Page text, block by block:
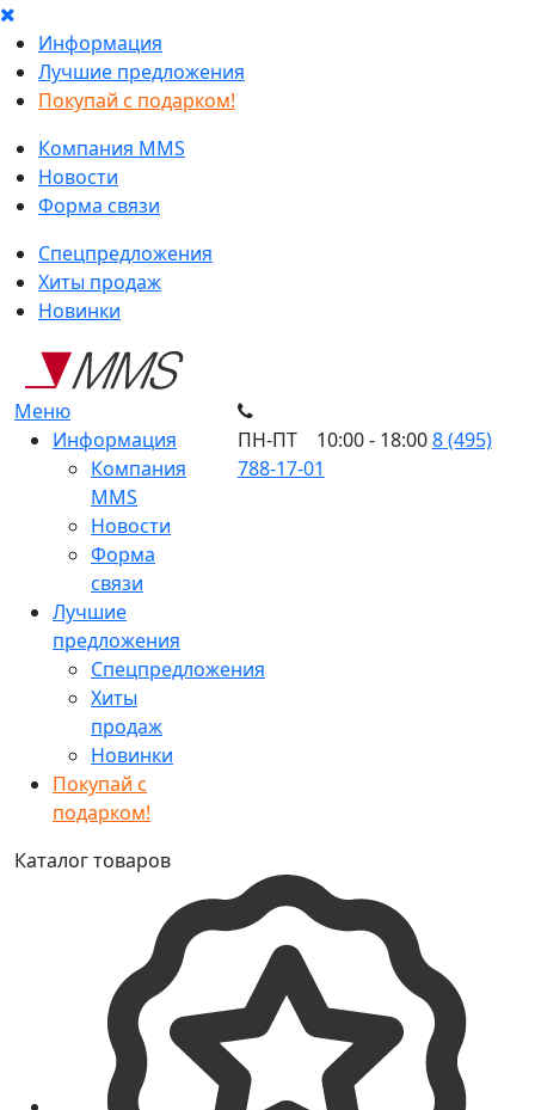
Информация
Лучшие предложения
Покупай с подарком!
Компания MMS
Новости
Форма связи
Спецпредложения
Хиты продаж
Новинки
Меню
Информация
Компания
MMS
Новости
Форма
связи
Лучшие
предложения
Спецпредложения
Хиты
продаж
Новинки
Покупай с
подарком!
ПН-ПТ 10:00 - 18:008 (495)
788-17-01
Каталог товаров